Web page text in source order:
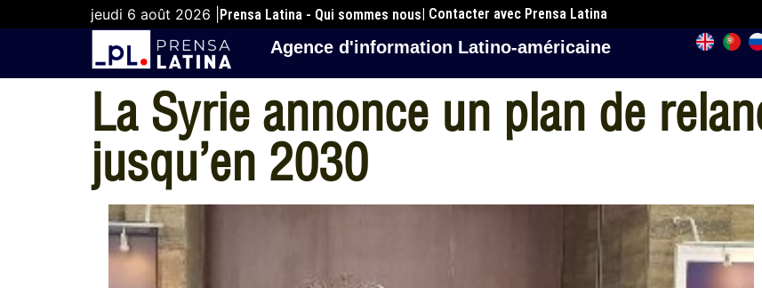
jeudi 6 août 2026 | Prensa Latina - Qui sommes nous| Contacter avec Prensa Latina
Agence d'information Latino-américaine
La Syrie annonce un plan de
jusqu’en 2030